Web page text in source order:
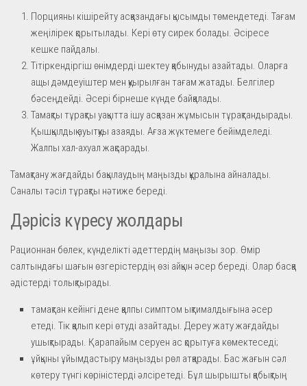
Порцияны кішірейту асқазандағы қысымды төмендетеді. Тағам
жеңілірек қорытылады. Кері өту сирек болады. Әсіресе
кешке пайдалы.
Тітіркендіргіш өнімдерді шектеу қабынуды азайтады. Оларға
ащы дәмдеуіштер мен қуырылған тағам жатады. Белгілер
бәсеңдейді. Әсері бірнеше күнде байқалады.
Тамақты тұрақты уақытта ішу асқазан жұмысын тұрақтандырады.
Қышқылдық ауытқуы азаяды. Ағза жүктемеге бейімделеді.
Жалпы хал-ахуал жақсарады.
Тамақтану жағдайды бақылаудың маңызды құралына айналады.
Саналы тәсіл тұрақты нәтиже береді.
Дәрісіз күресу жолдары
Рационнан бөлек, күнделікті әдеттердің маңызы зор. Өмір
салтындағы шағын өзгерістердің өзі айқын әсер береді. Олар басқа
әдістерді толықтырады.
тамақтан кейінгі дене қалпы симптом ықтималдығына әсер
етеді. Тік қалып кері өтуді азайтады. Дереу жату жағдайды
ушықтырады. Қарапайым серуен ас қорытуға көмектеседі;
ұйқыны ұйымдастыру маңызды рөл атқарады. Бас жағын сәл
көтеру түнгі көріністерді әлсіретеді. Бұл шырышты қабықтың